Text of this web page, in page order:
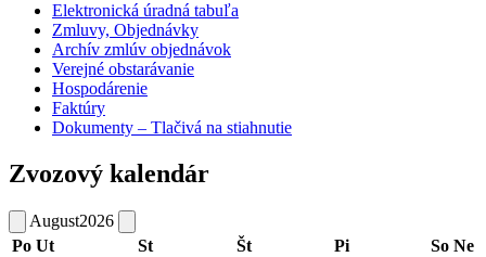
Elektronická úradná tabuľa
Zmluvy, Objednávky
Archív zmlúv objednávok
Verejné obstarávanie
Hospodárenie
Faktúry
Dokumenty – Tlačivá na stiahnutie
Zvozový kalendár
August2026
Po Ut St Št Pi So Ne